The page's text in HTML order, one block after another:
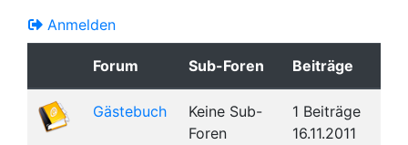
Anmelden
Forum Sub-Foren Beiträge
Gästebuch
Keine Sub-
Foren
1 Beiträge
16.11.2011